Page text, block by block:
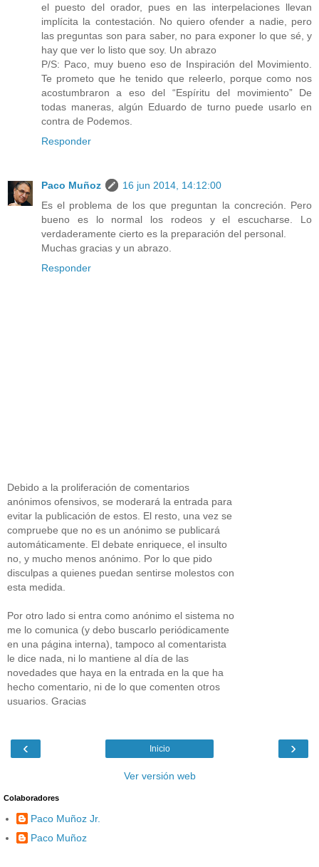
el puesto del orador, pues en las interpelaciones llevan
implícita la contestación. No quiero ofender a nadie, pero
las preguntas son para saber, no para exponer lo que sé, y
hay que ver lo listo que soy. Un abrazo
P/S: Paco, muy bueno eso de Inspiración del Movimiento.
Te prometo que he tenido que releerlo, porque como nos
acostumbraron a eso del “Espíritu del movimiento” De
todas maneras, algún Eduardo de turno puede usarlo en
contra de Podemos.
Responder
Paco Muñoz
16 jun 2014, 14:12:00
Es el problema de los que preguntan la concreción. Pero
bueno es lo normal los rodeos y el escucharse. Lo
verdaderamente cierto es la preparación del personal.
Muchas gracias y un abrazo.
Responder
Debido a la proliferación de comentarios
anónimos ofensivos, se moderará la entrada para
evitar la publicación de estos. El resto, una vez se
compruebe que no es un anónimo se publicará
automáticamente. El debate enriquece, el insulto
no, y mucho menos anónimo. Por lo que pido
disculpas a quienes puedan sentirse molestos con
esta medida.
Por otro lado si entra como anónimo el sistema no
me lo comunica (y debo buscarlo periódicamente
en una página interna), tampoco al comentarista
le dice nada, ni lo mantiene al día de las
novedades que haya en la entrada en la que ha
hecho comentario, ni de lo que comenten otros
usuarios. Gracias
‹ ›
Inicio
Ver versión web
Colaboradores
Paco Muñoz Jr.
Paco Muñoz